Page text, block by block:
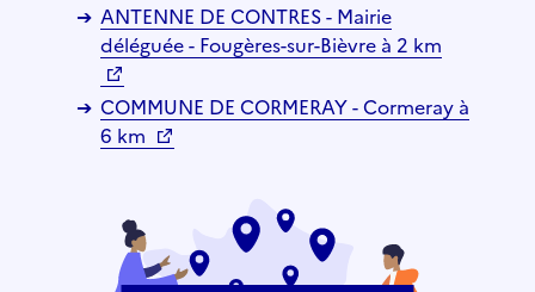
ANTENNE DE CONTRES - Mairie
déléguée - Fougères-sur-Bièvre à 2 km
COMMUNE DE CORMERAY - Cormeray à
6 km